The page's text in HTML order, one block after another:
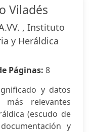
Viladés
, Instituto
y Heráldica
Páginas: 8
y datos
más relevantes
(escudo de
y